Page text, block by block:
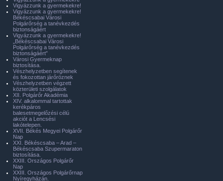
Vigyázzunk a gyermekekre!
Vigyázzunk a gyermekekre!
Békéscsabai Városi
Polgárőrség a tanévkezdés
biztonságáért
Vigyázzunk a gyermekekre!
„Békéscsabai Városi
Polgárőrség a tanévkezdés
biztonságáért”
Városi Gyermeknap
biztosítása.
Vészhelyzetben segítenek
és fokozottan járőröznek
Vészhelyzetben végzett
közterületi szolgálatok
XII. Polgárőr Akadémia
XIV. alkalommal tartottak
kerékpáros
balesetmegelőzési célú
akciót a Lencsési
lakótelepen.
XVII. Békés Megyei Polgárőr
Nap
XXI. Békéscsaba – Arad –
Békéscsaba Szupermaraton
biztosítása.
XXIII. Országos Polgárőr
Nap
XXIII. Országos Polgárőrnap
Nyíregyházán.